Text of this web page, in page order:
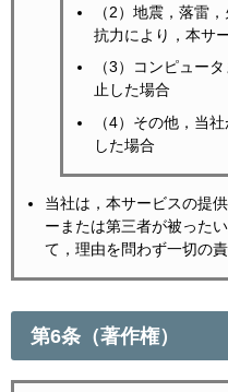
（2）地震，落雷
抗力により，本サ
（3）コンピュー
止した場合
（4）その他，当
した場合
当社は，本サービスの提
ーまたは第三者が被った
て，理由を問わず一切の
第6条（著作権）